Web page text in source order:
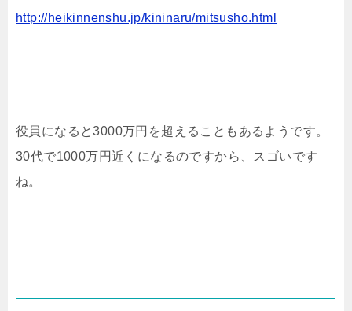
http://heikinnenshu.jp/kininaru/mitsusho.html
役員になると3000万円を超えることもあるようです。
30代で1000万円近くになるのですから、スゴいです
ね。